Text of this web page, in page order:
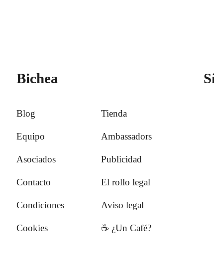
Bichea
Blog Tienda
Equipo Ambassadors
Asociados Publicidad
Contacto El rollo legal
Condiciones Aviso legal
Cookies ☕️ ¿Un Café?